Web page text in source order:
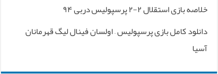
خلاصه بازی استقلال ۲-۲ پرسپولیس دربی ۹۴
دانلود کامل بازی پرسپولیس – اولسان فینال لیگ قهرمانان
آسیا